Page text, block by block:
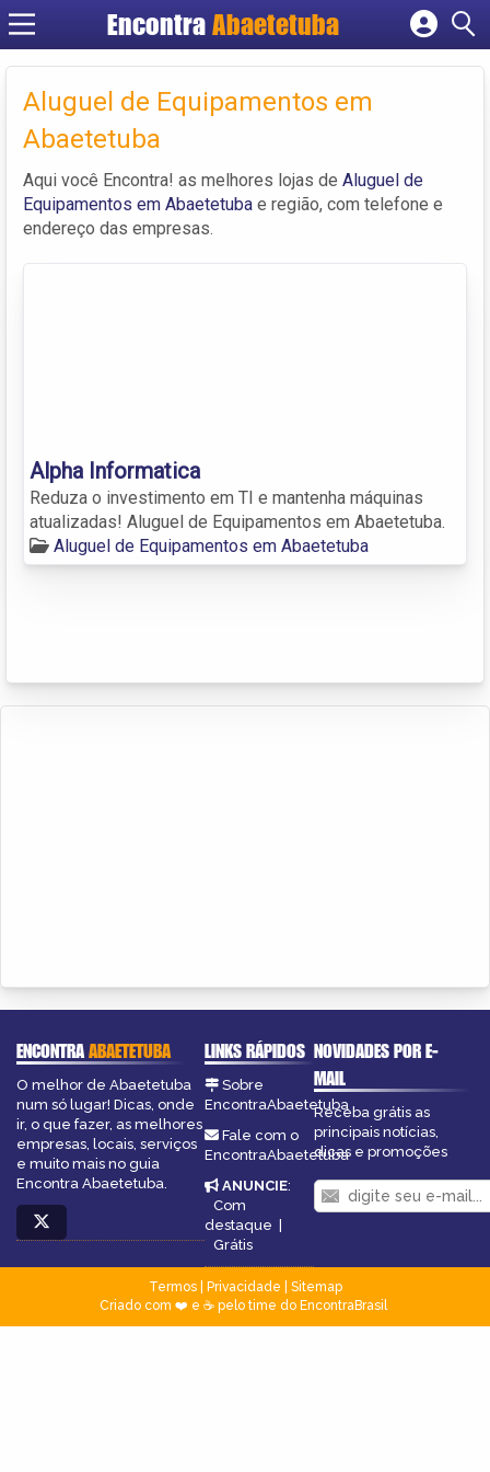
Encontra Abaetetuba
Cadastrar empresa
Criar conta
Aluguel de Equipamentos em
Abaetetuba
Aqui você Encontra! as melhores lojas de Aluguel de
Equipamentos em Abaetetuba e região, com telefone e
endereço das empresas.
Alpha Informatica
Reduza o investimento em TI e mantenha máquinas
atualizadas! Aluguel de Equipamentos em Abaetetuba.
Aluguel de Equipamentos em Abaetetuba
ENCONTRAABAETETUBA
O melhor de Abaetetuba
num só lugar! Dicas, onde
ir, o que fazer, as melhores
empresas, locais, serviços
e muito mais no guia
Encontra Abaetetuba.
LINKS RÁPIDOS
Sobre
EncontraAbaetetuba
Fale com o
EncontraAbaetetuba
ANUNCIE:
Com
destaque |
Grátis
NOVIDADES POR E-
MAIL
Receba grátis as
principais notícias,
dicas e promoções
Termos| Privacidade
Sitemap
Criado com ❤️ e ☕ pelo time do EncontraBrasil